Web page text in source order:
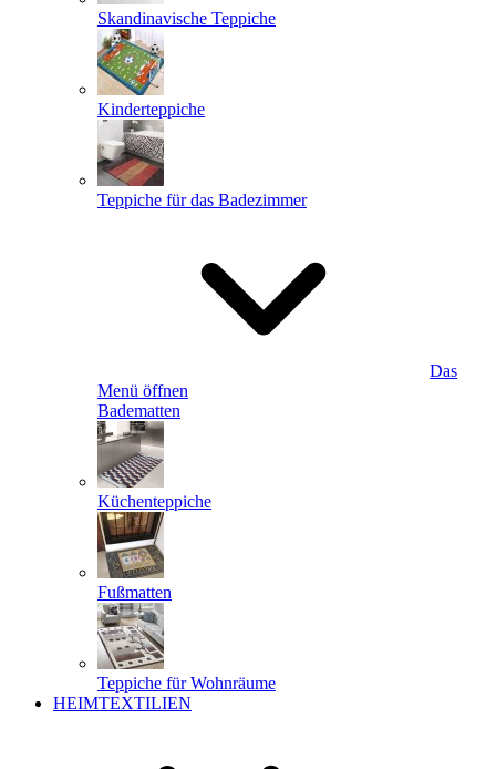
Skandinavische Teppiche
Kinderteppiche
Teppiche für das Badezimmer
Das
Menü öffnen
Badematten
Küchenteppiche
Fußmatten
Teppiche für Wohnräume
HEIMTEXTILIEN